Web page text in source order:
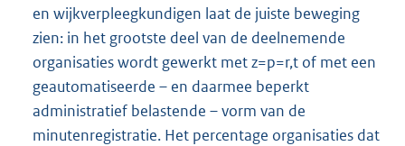
en wijkverpleegkundigen laat de juiste beweging
zien: in het grootste deel van de deelnemende
organisaties wordt gewerkt met z=p=r,t of met een
geautomatiseerde – en daarmee beperkt
administratief belastende – vorm van de
minutenregistratie. Het percentage organisaties dat